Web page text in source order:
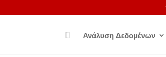
 Ανάλυση Δεδομένων